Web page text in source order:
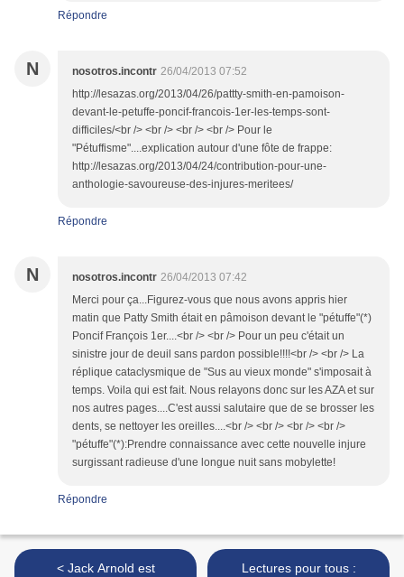
Répondre
N nosotros.incontr 26/04/2013 07:52
http://lesazas.org/2013/04/26/pattty-smith-en-pamoison-
devant-le-petuffe-poncif-francois-1er-les-temps-sont-
difficiles/<br /> <br /> <br /> <br /> Pour le
"Pétuffisme"....explication autour d'une fôte de frappe:
http://lesazas.org/2013/04/24/contribution-pour-une-
anthologie-savoureuse-des-injures-meritees/
Répondre
N nosotros.incontr 26/04/2013 07:42
Merci pour ça...Figurez-vous que nous avons appris hier
matin que Patty Smith était en pâmoison devant le "pétuffe"(*)
Poncif François 1er....<br /> <br /> Pour un peu c'était un
sinistre jour de deuil sans pardon possible!!!!<br /> <br /> La
réplique cataclysmique de "Sus au vieux monde" s'imposait à
temps. Voila qui est fait. Nous relayons donc sur les AZA et sur
nos autres pages....C'est aussi salutaire que de se brosser les
dents, se nettoyer les oreilles....<br /> <br /> <br /> <br />
"pétuffe"(*):Prendre connaissance avec cette nouvelle injure
surgissant radieuse d'une longue nuit sans mobylette!
Répondre
< Jack Arnold est
Lectures pour tous :